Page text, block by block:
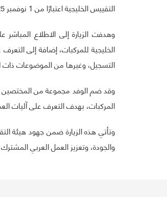
التقييس الخليجية اعتبارًا من 1 نوفمبر 2025م لكافة أنواع المركبات.
وهدفت الزيارة إلى الاطلاع المباشر
الخليجية للمركبات، إضافة إلى
التسجيل، وغيرها من الموضوعات ذات
وقد ضم الوفد مجموعة من المختصين
المركبات، بهدف التعرف على آليات
وتأتي هذه الزيارة ضمن جهود هيئة
والجودة، وتعزيز العمل العربي